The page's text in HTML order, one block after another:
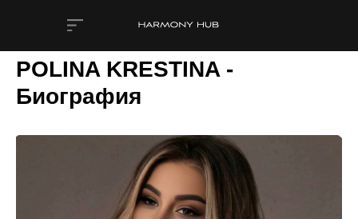
POLINA KRESTINA -
Биография